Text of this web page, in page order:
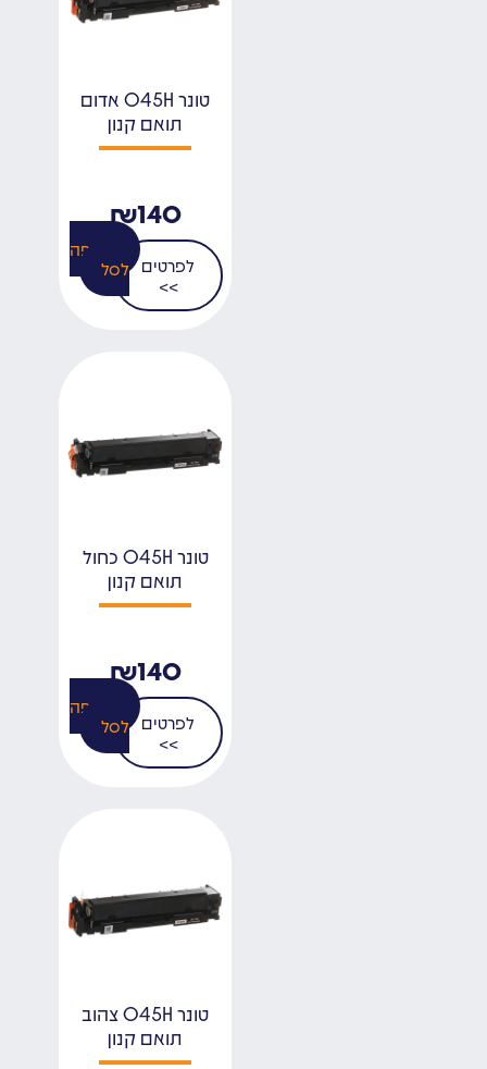
טונר 045H אדום
תואם קנון
₪140
לפרטים
>>
הוספה
לסל
טונר 045H כחול
תואם קנון
₪140
לפרטים
>>
הוספה
לסל
טונר 045H צהוב
תואם קנון